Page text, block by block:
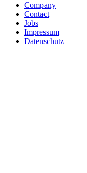
Company
Contact
Jobs
Impressum
Datenschutz